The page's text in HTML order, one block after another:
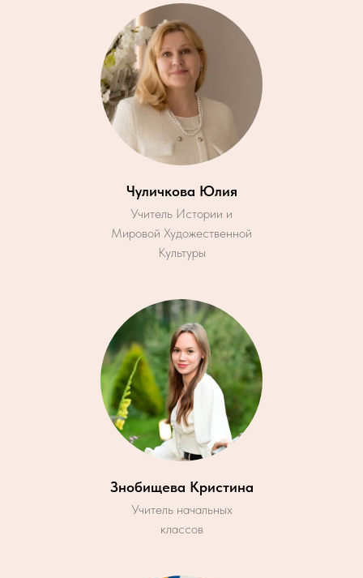
Чуличкова Юлия
Учитель Истории и
Мировой Художественной
Культуры
Знобищева Кристина
Учитель начальных
классов